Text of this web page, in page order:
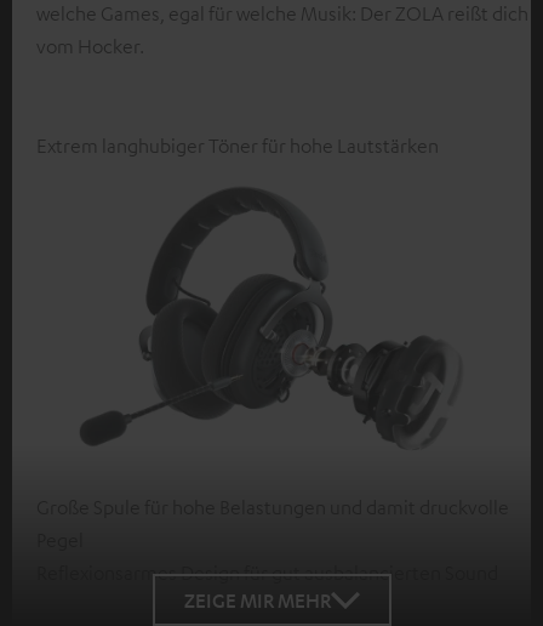
welche Games, egal für welche Musik: Der ZOLA reißt dich
vom Hocker.
Extrem langhubiger Töner für hohe Lautstärken
Reflexionsarmes Design für gut ausbalancierten Sound
ZEIGE MIR MEHR